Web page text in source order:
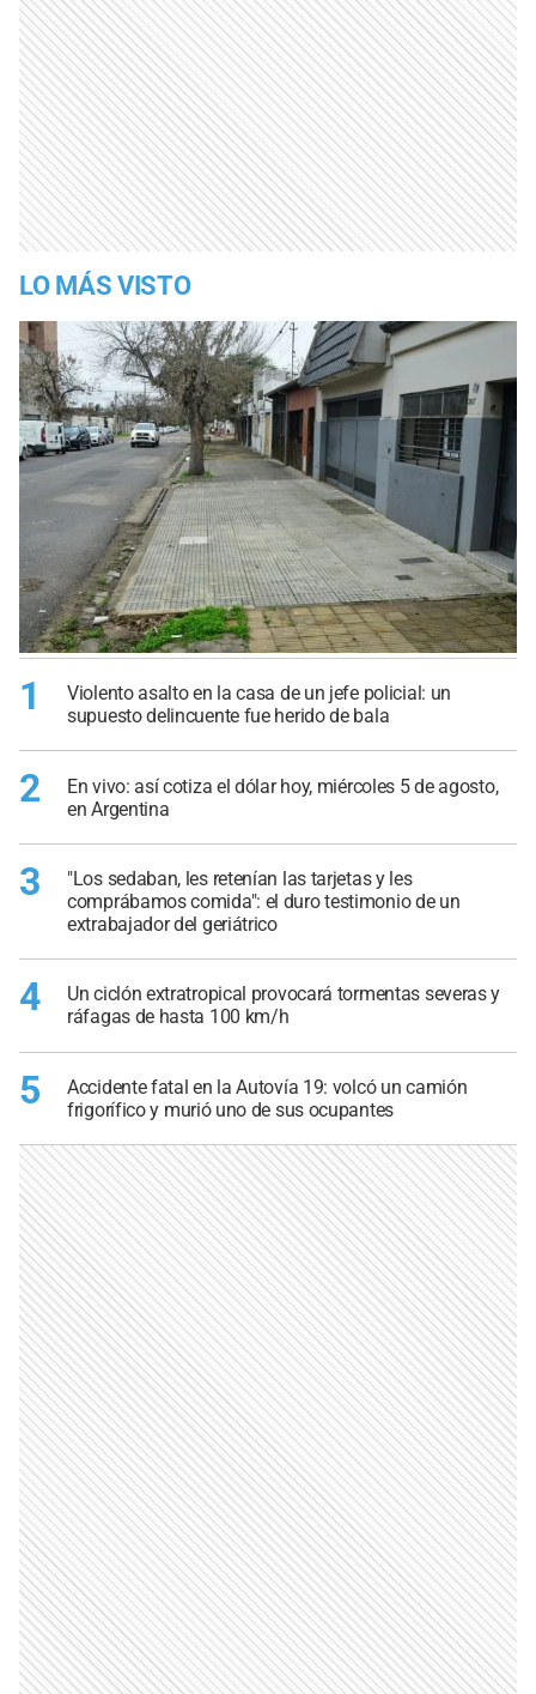
LO MÁS VISTO
1
Violento asalto en la casa de un jefe policial: un
supuesto delincuente fue herido de bala
2
En vivo: así cotiza el dólar hoy, miércoles 5 de agosto,
en Argentina
3
"Los sedaban, les retenían las tarjetas y les
comprábamos comida": el duro testimonio de un
extrabajador del geriátrico
4
Un ciclón extratropical provocará tormentas severas y
ráfagas de hasta 100 km/h
5
Accidente fatal en la Autovía 19: volcó un camión
frigorífico y murió uno de sus ocupantes